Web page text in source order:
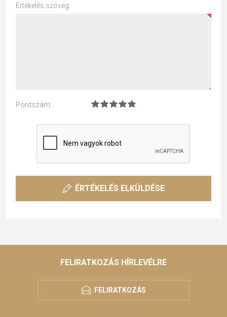
Értékelés szöveg:
Pontszám:
ÉRTÉKELÉS ELKÜLDÉSE
FELIRATKOZÁS HÍRLEVÉLRE
FELIRATKOZÁS